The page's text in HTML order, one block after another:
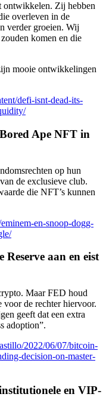
ontwikkelen. Zij hebben
overleven in de
verder groeien. Wij
komen en die
mooie ontwikkelingen
defi-isnt-dead-its-
Ape NFT in
op hun
de exclusieve club.
die NFT’s kunnen
en-snoop-dogg-
aan en eist
Maar FED houd
voor de rechter hiervoor.
geeft dat een extra
adoption”.
2022/06/07/bitcoin-
decision-on-master-
en VIP-